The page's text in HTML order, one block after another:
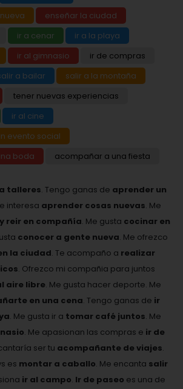
enseñar la ciudad
ir a cenar
ir a la playa
ir al gimnasio
ir de compras
a bailar
salir a la montaña
tener nuevas experiencias
ir al cine
evento social
boda
acompañar a una fiesta
talleres. Tengo ganas de aprender un
interesa aprender cosas nuevas. Me
reir en compañía. Me gusta cocinar en
conocer a gente nueva. Me ofrezco
la ciudad. Te acompaño a realizar
. Ofrezco mi compañia para juntos
aire libre. Me gusta hacer deporte. Me
en una cena. Tengo ganas de ir
. Me gusta ir a tomar café juntos. Me
. Me apasionan las compras e ir de
ser tu acompañante de viajes.
es montar a caballo. Me encanta salir
ir al campo. Ir de paseo es una de